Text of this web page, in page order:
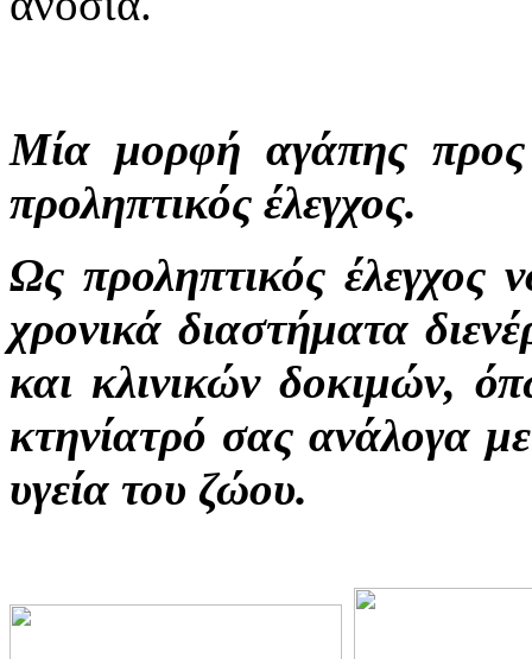
Μία μορφή αγάπης
προληπτικός έλεγχος.
Ως προληπτικός έλεγχος
χρονικά διαστήματα
και κλινικών δοκιμών,
κτηνίατρό σας ανάλογα
υγεία του ζώου.